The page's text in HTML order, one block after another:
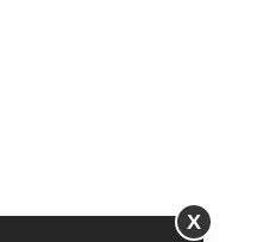
X